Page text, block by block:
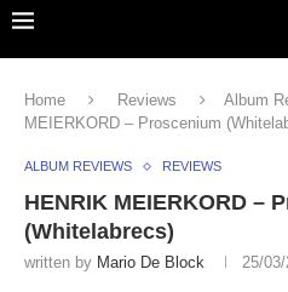
Home Reviews Album
MEIERKORD – Proscenium
ALBUM REVIEWS REVIEWS
HENRIK MEIERKORD –
(Whitelabrecs)
written by Mario De Block 25/